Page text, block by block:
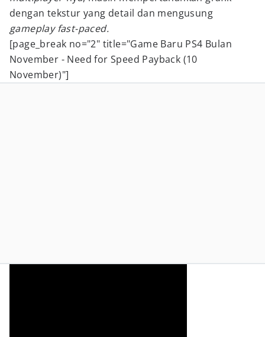
dengan tekstur yang detail dan mengusung
gameplay fast-paced.
[page_break no="2" title="Game Baru PS4 Bulan
November - Need for Speed Payback (10
November)"]